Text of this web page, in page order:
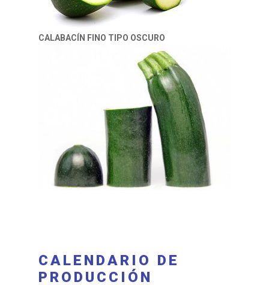
CALABACÍN FINO TIPO OSCURO
CALENDARIO DE
PRODUCCIÓN